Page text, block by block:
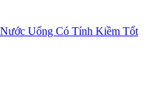
Uống Có Tính Kiềm Tốt